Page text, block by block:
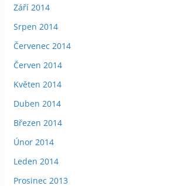
Září 2014
Srpen 2014
Červenec 2014
Červen 2014
Květen 2014
Duben 2014
Březen 2014
Únor 2014
Leden 2014
Prosinec 2013